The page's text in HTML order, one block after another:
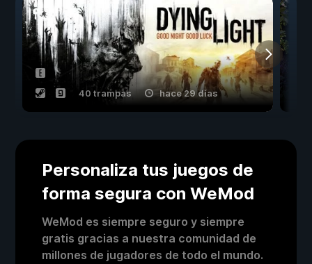
40 trampas hace 29 días
Personaliza tus juegos de
forma segura con WeMod
WeMod es siempre seguro y siempre
gratis gracias a nuestra comunidad de
millones de jugadores de todo el mundo.